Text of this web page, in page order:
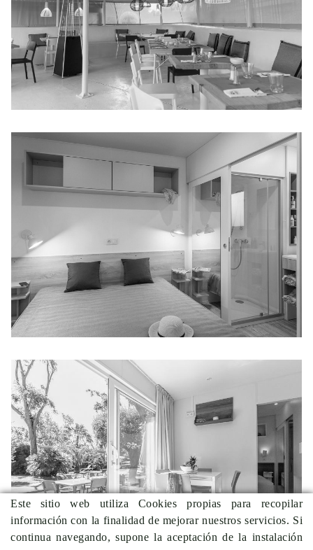
SIRÈNE BEACH LOUNGE
SIRÈNE COTTAGE_2
Este sitio web utiliza Cookies propias para recopilar
información con la finalidad de mejorar nuestros servicios. Si
continua navegando, supone la aceptación de la instalación